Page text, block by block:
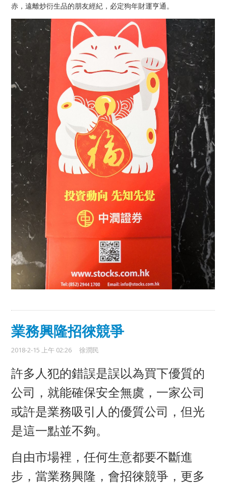
赤，遠離炒衍生品的朋友經紀，必定狗年財運亨通。
業務興隆招徠競爭
2018-2-15 上午 02:26 徐潤民
許多人犯的錯誤是誤以為買下優質的
公司，就能確保安全無虞，一家公司
或許是業務吸引人的優質公司，但光
是這一點並不夠。
自由市場裡，任何生意都要不斷進
步，當業務興隆，會招徠競爭，更多